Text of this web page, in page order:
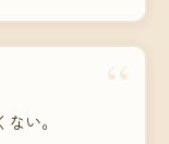
“
い。